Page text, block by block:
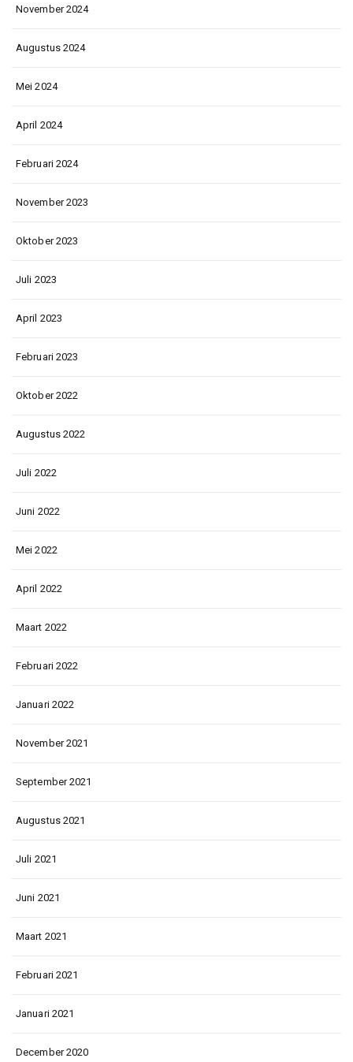
November 2024
Augustus 2024
Mei 2024
April 2024
Februari 2024
November 2023
Oktober 2023
Juli 2023
April 2023
Februari 2023
Oktober 2022
Augustus 2022
Juli 2022
Juni 2022
Mei 2022
April 2022
Maart 2022
Februari 2022
Januari 2022
November 2021
September 2021
Augustus 2021
Juli 2021
Juni 2021
Maart 2021
Februari 2021
Januari 2021
December 2020